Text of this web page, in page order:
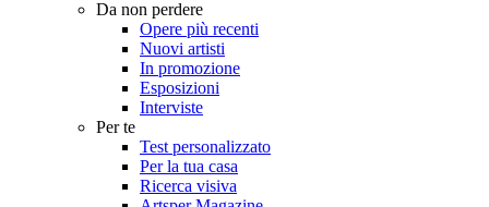
Da non perdere
Opere più recenti
Nuovi artisti
In promozione
Esposizioni
Interviste
Per te
Test personalizzato
Per la tua casa
Ricerca visiva